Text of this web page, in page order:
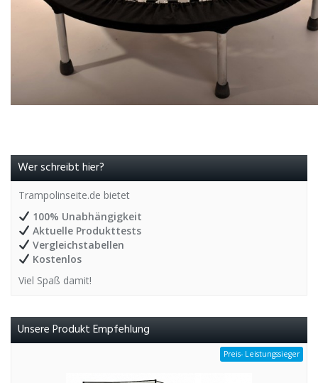
Wer schreibt hier?
Trampolinseite.de bietet
100% Unabhängigkeit
Aktuelle Produkttests
Vergleichstabellen
Kostenlos
Viel Spaß damit!
Unsere Produkt Empfehlung
Preis- Leistungssieger